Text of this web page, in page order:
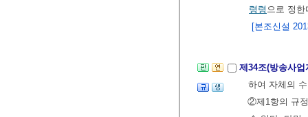
령령 으로 정
[본조신설
제34조(방송사
하여 자체의
②제1항의 규